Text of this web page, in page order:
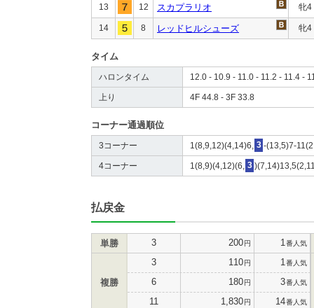
13 12 スカプラリオ 牝4
14 8 レッドヒルシューズ 牝4
タイム
ハロンタイム 12.0 - 10.9 - 11.0 - 11.2 - 11.4 -
上り 4F 44.8 - 3F 33.8
コーナー通過順位
3コーナー 1(8,9,12)(4,14)6, 3 -(13,5)7-
4コーナー 1(8,9)(4,12)(6, 3
払戻金
単勝 3 200円 1 番人気
複勝
3 110円 1 番人気
6 180円 3番人気
11 1,830円 14番人気